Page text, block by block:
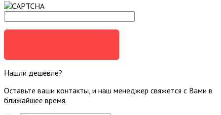
Нашли дешевле?
Оставьте ваши контакты, и наш менеджер свяжется с Вами в
ближайшее время.